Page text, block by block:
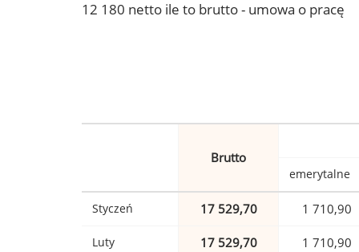
12 180 netto ile to brutto - umowa o pracę
Brutto
emerytalne
Styczeń 17 529,70 1 710,90
Luty 17 529,70 1 710,90